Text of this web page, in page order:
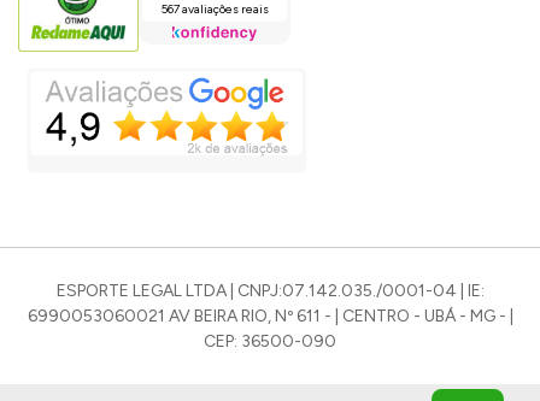
567 avaliações reais
ESPORTE LEGAL LTDA | CNPJ:07.142.035./0001-04 | IE:
6990053060021 AV BEIRA RIO, Nº 611 - | CENTRO - UBÁ - MG - |
CEP: 36500-090